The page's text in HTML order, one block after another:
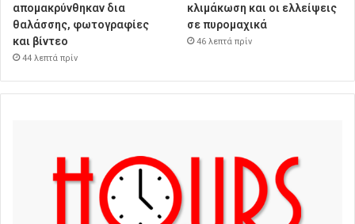
απομακρύνθηκαν δια
θαλάσσης, φωτογραφίες
και βίντεο
44 λεπτά πρίν
κλιμάκωση και οι ελλείψεις
σε πυρομαχικά
46 λεπτά πρίν